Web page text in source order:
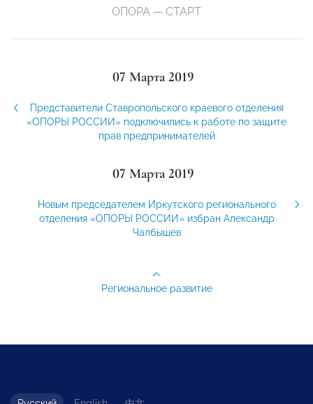
ОПОРА — СТАРТ
07 Марта 2019
Представители Ставропольского краевого отделения
«ОПОРЫ РОССИИ» подключились к работе по защите
прав предпринимателей
07 Марта 2019
Новым председателем Иркутского регионального
отделения «ОПОРЫ РОССИИ» избран Александр
Чалбышев
Региональное развитие